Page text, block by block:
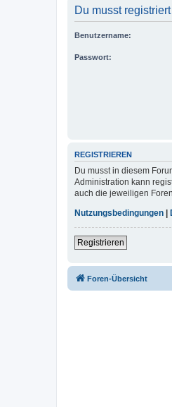
Du musst
Benutzername:
Passwort:
REGISTRIEREN
Du musst in diesem
Administration kann
auch die jeweiligen
Nutzungsbedingungen
Registrieren
Foren-Übersicht